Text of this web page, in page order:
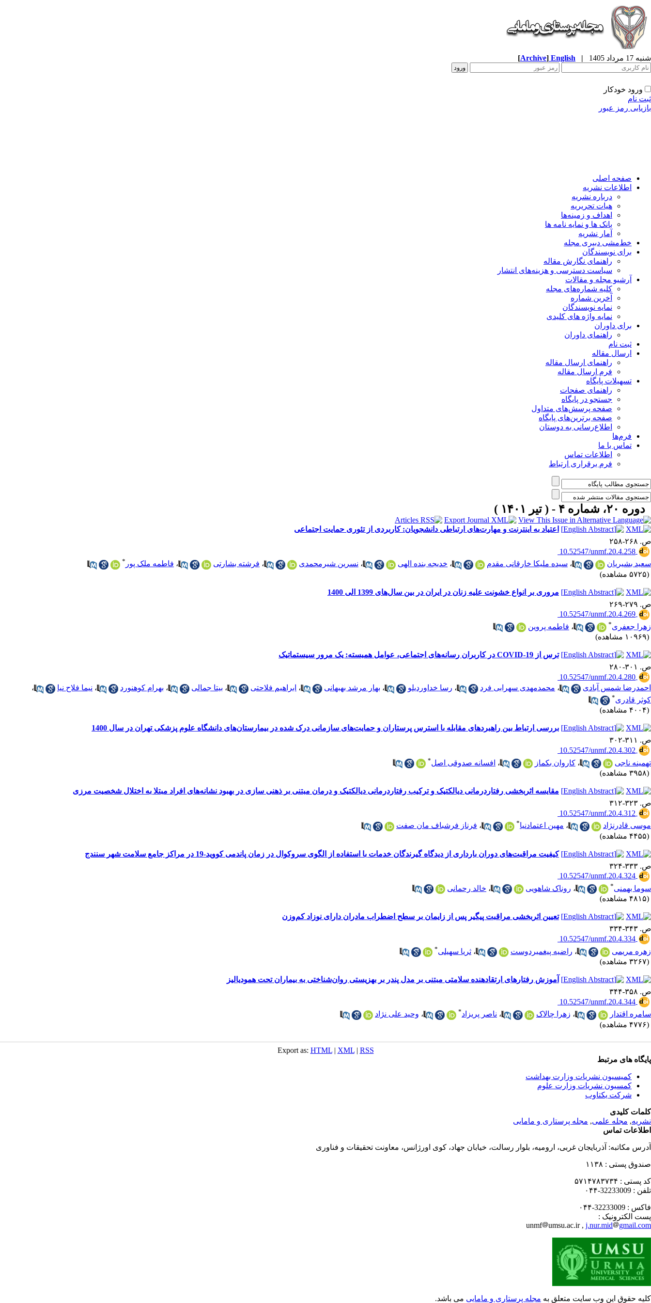
شنبه 17 مرداد 1405 |
English
[Archive]
ورود خودکار
ثبت نام
بازیابی رمز عبور
صفحه اصلی
اطلاعات نشریه
درباره نشریه
هیات تحریریه
اهداف و زمینه‌ها
بانک ها و نمایه نامه ها
آمار نشریه
خط‌مشی دبیری مجله
برای نویسندگان
راهنمای نگارش مقاله
سیاست دسترسی و هزینه‌های انتشار
آرشیو مجله و مقالات
کلیه شماره‌های مجله
آخرین شماره
نمایه نویسندگان
نمایه واژه های کلیدی
برای داوران
راهنمای داوران
ثبت نام
ارسال مقاله
راهنمای ارسال مقاله
فرم ارسال مقاله
تسهیلات پایگاه
راهنمای صفحات
جستجو در پایگاه
صفحه پرسش‌های متداول
صفحه برترین‌های پایگاه
اطلاع‌رسانی به دوستان
فرم‌ها
تماس با ما
اطلاعات تماس
فرم برقراری ارتباط
دوره ۲۰، شماره ۴ - ( تیر ۱۴۰۱ )
اعتیاد به اینترنت و مهارت‌های ارتباطی دانشجویان: کاربردی از تئوری حمایت اجتماعی
ص. ۲۶۸-۲۵۸
‎ 10.52547/unmf.20.4.258
سعید بشیریان
، سیده ملیکا خارقانی مقدم ، خدیجه بنده الهی ، نسرین شیرمحمدی ، فرشته بشارتی ، فاطمه ملک پور *
(۵۷۲۵ مشاهده)
مروری بر انواع خشونت علیه زنان در ایران در بین سال‌های 1399 الی 1400
ص. ۲۷۹-۲۶۹
‎ 10.52547/unmf.20.4.269
زهرا جعفری* ، فاطمه پروین
(۱۰۹۶۹ مشاهده)
ترس از COVID-19 در کاربران رسانه‌های اجتماعی، عوامل همبسته: یک مرور سیستماتیک
ص. ۳۰۱-۲۸۰
‎ 10.52547/unmf.20.4.280
احمدرضا شمس آبادی
، محمدمهدی سهرابی فرد ، رسا خداوردیلو ، بهار مرشد بهبهانی ، ابراهیم فلاحتی ، بیتا جمالی ، بهرام کوهنورد ، نیما فلاح نیا
،
کوثر قادری*
(۴۰۰۴ مشاهده)
بررسی ارتباط بین راهبردهای مقابله با استرس پرستاران و حمایت‌های سازمانی درک شده در بیمارستان‌های دانشگاه علوم پزشکی تهران در سال 1400
ص. ۳۱۱-۳۰۲
‎ 10.52547/unmf.20.4.302
تهمینه ناجی
، کاروان بکماز ، افسانه صدوقی اصل*
(۳۹۵۸ مشاهده)
مقایسه اثربخشی رفتاردرمانی دیالکتیک و ترکیب رفتاردرمانی دیالکتیک و درمان مبتنی بر ذهنی سازی در بهبود نشانه‌های افراد مبتلا به اختلال شخصیت مرزی
ص. ۳۲۳-۳۱۲
‎ 10.52547/unmf.20.4.312
موسی قادرنژاد
، مهین اعتمادنیا* ، فرناز فرشباف مان صفت
(۴۴۵۵ مشاهده)
کیفیت مراقبت‌های دوران بارداری از دیدگاه گیرندگان خدمات با استفاده از الگوی سروکوال در زمان پاندمی کووید-19 در مراکز جامع سلامت شهر سنندج
ص. ۳۳۳-۳۲۴
‎ 10.52547/unmf.20.4.324
سوما بهمنی* ، روناک شاهویی ، خالد رحمانی
(۴۸۱۵ مشاهده)
تعیین اثربخشی مراقبت پیگیر پس از زایمان بر سطح اضطراب مادران دارای نوزاد کم‌وزن
ص. ۳۴۳-۳۳۴
‎ 10.52547/unmf.20.4.334
زهره مریمی
، راضیه پیغمبردوست ، ثریا سهیلی*
(۳۲۶۷ مشاهده)
آموزش رفتارهای ارتقادهنده سلامتی مبتنی بر مدل پندر بر بهزیستی روان‌شناختی به بیماران تحت همودیالیز
ص. ۳۵۸-۳۴۴
‎ 10.52547/unmf.20.4.344
سامره اقتدار
، زهرا چالاک ، ناصر پریزاد* ، وحید علی نژاد
(۴۷۷۶ مشاهده)
Export as: HTML| XML| RSS
پایگاه های مرتبط
کمیسیون نشریات وزارت بهداشت
کمسیون نشریات وزارت علوم
شرکت یکتاوب
کلمات کلیدی
نشریه, مجله علمی, مجله پرستاری و مامایی
اطلاعات تماس
آدرس مکاتبه: آذربایجان غربی، ارومیه، بلوار رسالت، خیابان جهاد، کوی اورژانس، معاونت تحقیقات و فناوری
صندوق پستی : ۱۱۳۸
کد پستی : ۵۷۱۴۷۸۳۷۳۴
تلفن : 32233009-۰۴۴
فاکس : 32233009-۰۴۴
پست الکترونیک :
unmf
umsu.ac.ir , j.nur.mid gmail.com
کلیه حقوق این وب سایت متعلق به مجله پرستاری و مامایی می باشد.